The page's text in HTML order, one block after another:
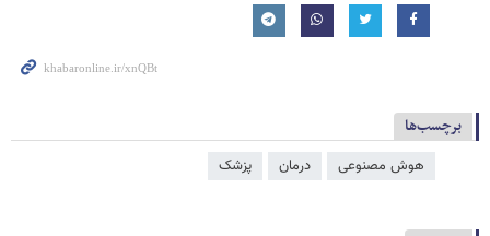
برچسب‌ها
هوش مصنوعی درمان پزشک